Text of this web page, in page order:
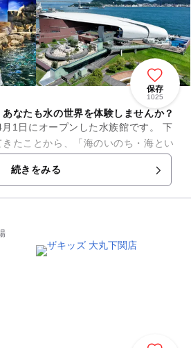
保存
1025
なたも水の世界を体験しませんか？
1日にオープンした水族館です。 下
たことから、「海のいのち・海とい
としています。2025年8月には、ア
続きをみる